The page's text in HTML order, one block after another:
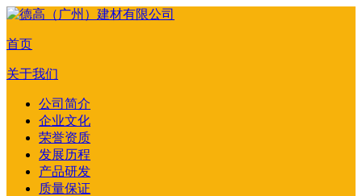
首页
关于我们
公司简介
企业文化
荣誉资质
发展历程
产品研发
质量保证